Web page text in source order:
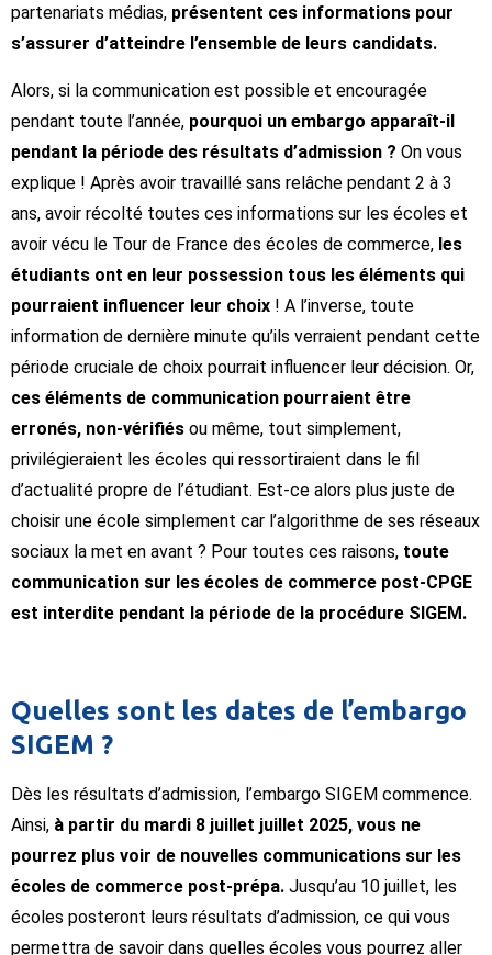
partenariats médias, présentent ces informations pour
s’assurer d’atteindre l’ensemble de leurs candidats.
Alors, si la communication est possible et encouragée
pendant toute l’année, pourquoi un embargo apparaît-il
pendant la période des résultats d’admission ? On vous
explique ! Après avoir travaillé sans relâche pendant 2 à 3
ans, avoir récolté toutes ces informations sur les écoles et
avoir vécu le Tour de France des écoles de commerce, les
étudiants ont en leur possession tous les éléments qui
pourraient influencer leur choix ! A l’inverse, toute
information de dernière minute qu’ils verraient pendant cette
période cruciale de choix pourrait influencer leur décision. Or,
ces éléments de communication pourraient être
erronés, non-vérifiés ou même, tout simplement,
privilégieraient les écoles qui ressortiraient dans le fil
d’actualité propre de l’étudiant. Est-ce alors plus juste de
choisir une école simplement car l’algorithme de ses réseaux
sociaux la met en avant ? Pour toutes ces raisons, toute
communication sur les écoles de commerce post-CPGE
est interdite pendant la période de la procédure SIGEM.
Quelles sont les dates de l’embargo
SIGEM ?
Dès les résultats d’admission, l’embargo SIGEM commence.
Ainsi, à partir du mardi 8 juillet juillet 2025, vous ne
pourrez plus voir de nouvelles communications sur les
écoles de commerce post-prépa. Jusqu’au 10 juillet, les
écoles posteront leurs résultats d’admission, ce qui vous
permettra de savoir dans quelles écoles vous pourrez aller